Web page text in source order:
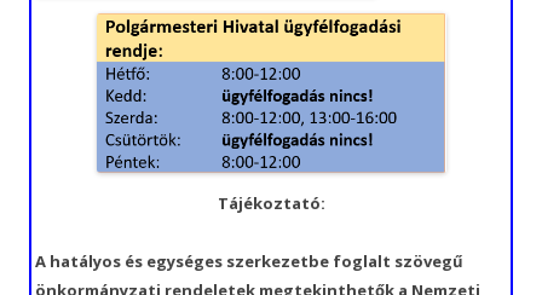
Tájékoztató:
A hatályos és egységes szerkezetbe foglalt szövegű
önkormányzati rendeletek megtekinthetők a Nemzeti